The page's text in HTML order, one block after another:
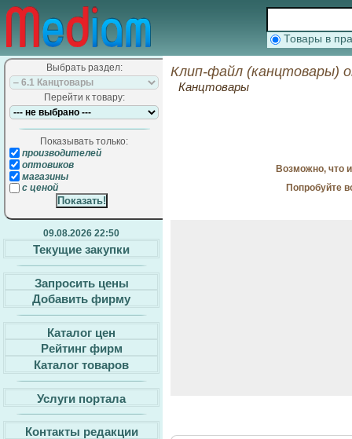
Товары в
Выбрать раздел:
Перейти к товару:
Показывать только:
производителей
оптовиков
магазины
с ценой
09.08.2026 22:50
Текущие закупки
Запросить цены
Добавить фирму
Каталог цен
Рейтинг фирм
Каталог товаров
Услуги портала
Контакты редакции
Клип-файл (канцтовары)
Канцтовары
Возможно, что
Попробуйте